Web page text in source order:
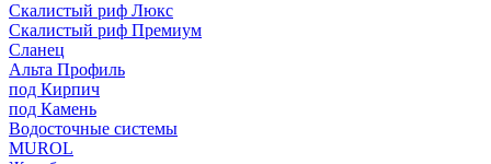
Скалистый риф Люкс
Скалистый риф Премиум
Сланец
Альта Профиль
под Кирпич
под Камень
Водосточные системы
MUROL